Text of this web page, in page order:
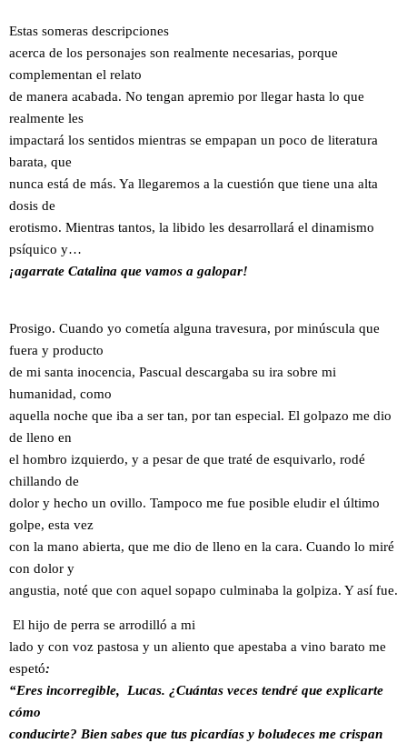
Estas someras descripciones
acerca de los personajes son realmente necesarias, porque
complementan el relato
de manera acabada. No tengan apremio por llegar hasta lo que
realmente les
impactará los sentidos mientras se empapan un poco de literatura
barata, que
nunca está de más. Ya llegaremos a la cuestión que tiene una alta
dosis de
erotismo. Mientras tantos, la libido les desarrollará el dinamismo
psíquico y…
¡agarrate Catalina que vamos a galopar!
Prosigo. Cuando yo cometía alguna travesura, por minúscula que
fuera y producto
de mi santa inocencia, Pascual descargaba su ira sobre mi
humanidad, como
aquella noche que iba a ser tan, por tan especial. El golpazo me dio
de lleno en
el hombro izquierdo, y a pesar de que traté de esquivarlo, rodé
chillando de
dolor y hecho un ovillo. Tampoco me fue posible eludir el último
golpe, esta vez
con la mano abierta, que me dio de lleno en la cara. Cuando lo miré
con dolor y
angustia, noté que con aquel sopapo culminaba la golpiza. Y así fue.
El hijo de perra se arrodilló a mi
lado y con voz pastosa y un aliento que apestaba a vino barato me
espetó:
“Eres incorregible, Lucas. ¿Cuántas veces tendré que explicarte
cómo
conducirte? Bien sabes que tus picardías y boludeces me crispan